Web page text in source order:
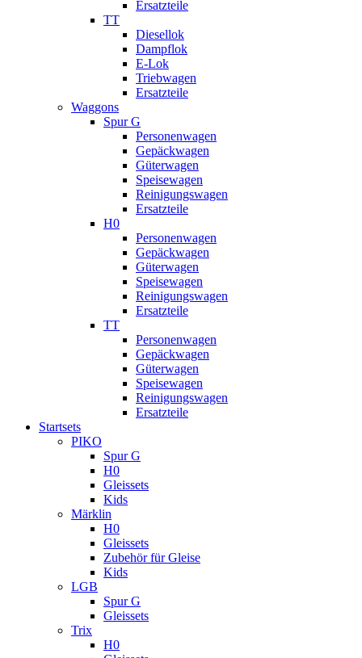
Ersatzteile
TT
Diesellok
Dampflok
E-Lok
Triebwagen
Ersatzteile
Waggons
Spur G
Personenwagen
Gepäckwagen
Güterwagen
Speisewagen
Reinigungswagen
Ersatzteile
H0
Personenwagen
Gepäckwagen
Güterwagen
Speisewagen
Reinigungswagen
Ersatzteile
TT
Personenwagen
Gepäckwagen
Güterwagen
Speisewagen
Reinigungswagen
Ersatzteile
Startsets
PIKO
Spur G
H0
Gleissets
Kids
Märklin
H0
Gleissets
Zubehör für Gleise
Kids
LGB
Spur G
Gleissets
Trix
H0